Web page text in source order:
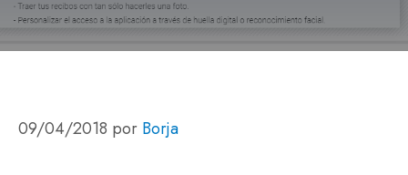
09/04/2018 por Borja